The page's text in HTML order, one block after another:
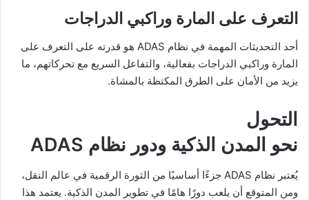
التعرف على المارة وراكبي الدراجات
أحد التحديثات المهمة في نظام ADAS هو قدرته على التعرف على
المارة وراكبي الدراجات بفعالية، والتفاعل السريع مع تحركاتهم، ما
يزيد من الأمان على الطرق المكتظة بالمشاة.
التحول
نحو المدن الذكية ودور نظام ADAS
يُعتبر نظام ADAS جزءًا أساسيًا من الثورة الرقمية في عالم النقل،
ومن المتوقع أن يلعب دورًا هامًا في تطوير المدن الذكية. يعتمد هذا